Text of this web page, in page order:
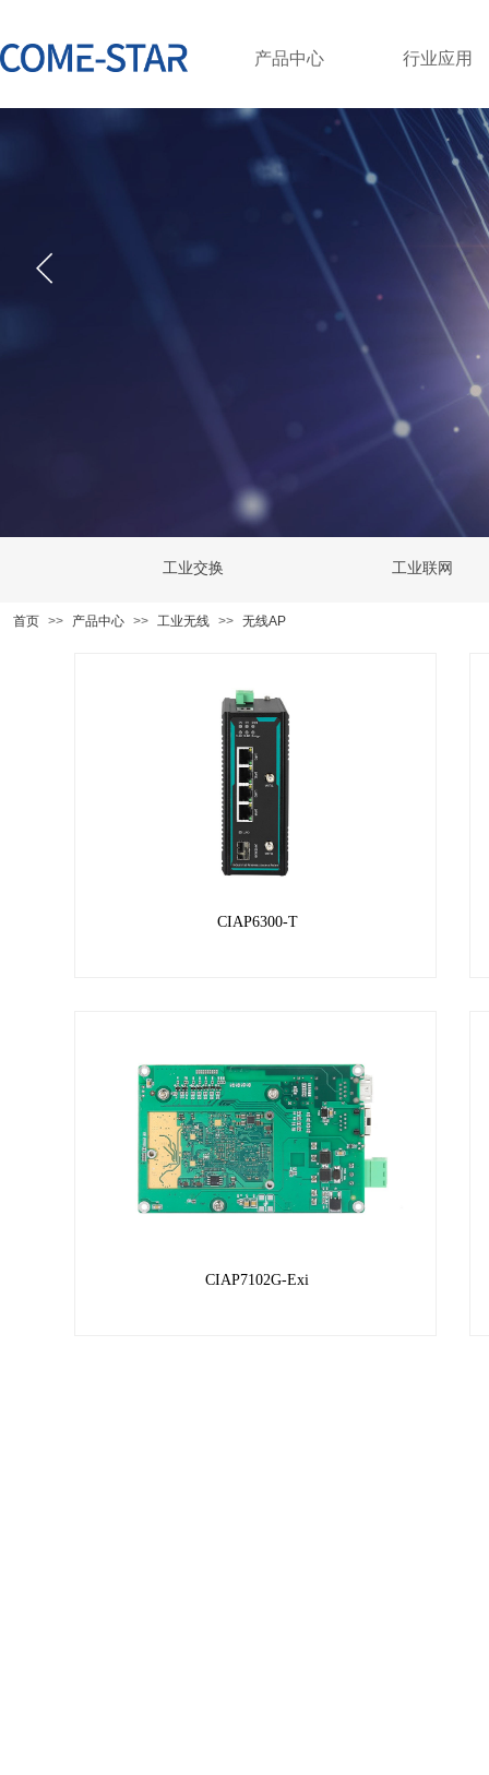
产品中心 行业应用
工业交换 工业联网
首页 >> 产品中心 >> 工业无线 >> 无线AP
CIAP6300-T
CIAP7102G-Exi